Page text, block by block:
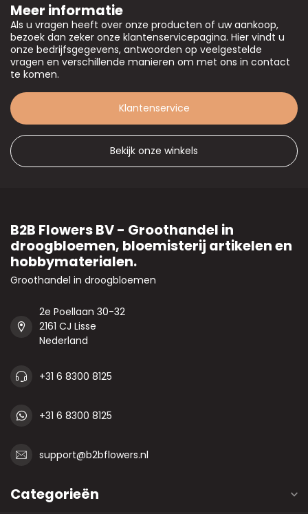
Meer informatie
Als u vragen heeft over onze producten of uw aankoop,
bezoek dan zeker onze klantenservicepagina. Hier vindt u
onze bedrijfsgegevens, antwoorden op veelgestelde
vragen en verschillende manieren om met ons in contact
te komen.
Klantenservice
Bekijk onze winkels
B2B Flowers BV - Groothandel in
droogbloemen, bloemisterij artikelen en
hobbymaterialen.
Groothandel in droogbloemen
2e Poellaan 30-32
2161 CJ Lisse
Nederland
+31 6 8300 8125
+31 6 8300 8125
support@b2bflowers.nl
Categorieën